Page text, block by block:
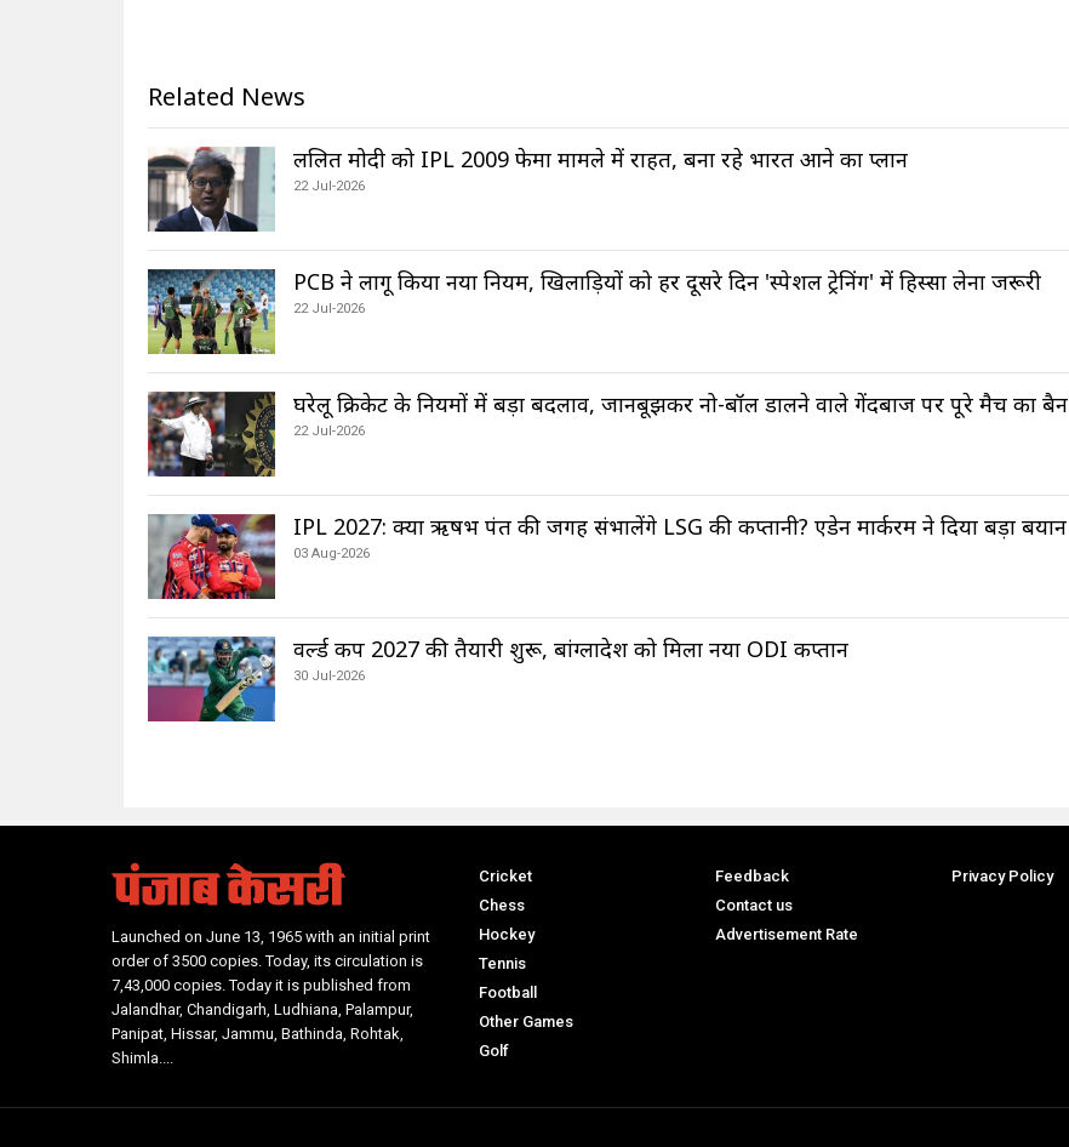
Related News
ललित मोदी को IPL 2009 फेमा मामले में राहत, बना रहे भारत आने का प्लान
22 Jul-2026
PCB ने लागू किया नया नियम, खिलाड़ियों को हर दूसरे दिन 'स्पेशल ट्रेनिंग' में हिस्सा लेना जरूरी
22 Jul-2026
घरेलू क्रिकेट के नियमों में बड़ा बदलाव, जानबूझकर नो-बॉल डालने वाले गेंदबाज पर पूरे मैच का बैन
22 Jul-2026
IPL 2027: क्या ऋषभ पंत की जगह संभालेंगे LSG की कप्तानी? एडेन मार्करम ने दिया बड़ा बयान
03 Aug-2026
वर्ल्ड कप 2027 की तैयारी शुरू, बांग्लादेश को मिला नया ODI कप्तान
30 Jul-2026
Launched on June 13, 1965 with an initial print
order of 3500 copies. Today, its circulation is
7,43,000 copies. Today it is published from
Jalandhar, Chandigarh, Ludhiana, Palampur,
Panipat, Hissar, Jammu, Bathinda, Rohtak,
Shimla....
Cricket
Chess
Hockey
Tennis
Football
Other Games
Golf
Feedback
Contact us
Advertisement Rate
Privacy Policy